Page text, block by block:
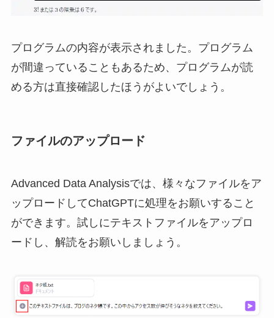
プログラムの内容が表示されました。プログラム
が間違っていることもあるため、プログラムが読
める方は直接確認したほうがよいでしょう。
ファイルのアップロード
Advanced Data Analysisでは、様々なファイルをア
ップロードしてChatGPTに処理をお願いすること
ができます。試しにテキストファイルをアップロ
ードし、解読をお願いしましょう。